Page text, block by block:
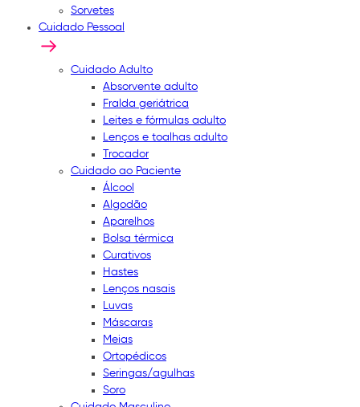
Sorvetes
Cuidado Pessoal
Cuidado Adulto
Absorvente adulto
Fralda geriátrica
Leites e fórmulas adulto
Lenços e toalhas adulto
Trocador
Cuidado ao Paciente
Álcool
Algodão
Aparelhos
Bolsa térmica
Curativos
Hastes
Lenços nasais
Luvas
Máscaras
Meias
Ortopédicos
Seringas/agulhas
Soro